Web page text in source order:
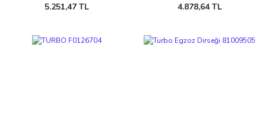
5.251,47 TL 4.878,64 TL